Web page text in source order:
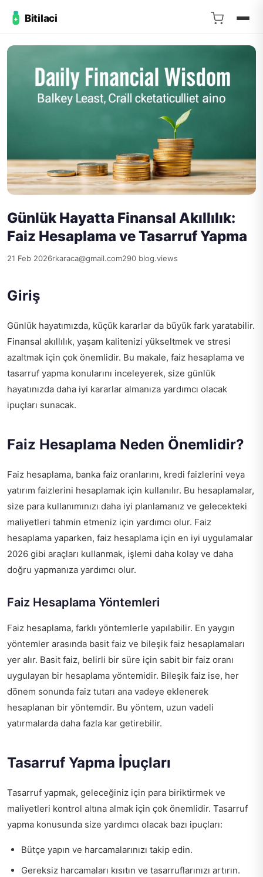
Bitilaci
Günlük Hayatta Finansal Akıllılık:
Faiz Hesaplama ve Tasarruf Yapma
21 Feb 2026rkaraca@gmail.com290 blog.views
Giriş
Günlük hayatımızda, küçük kararlar da büyük fark yaratabilir.
Finansal akıllılık, yaşam kalitenizi yükseltmek ve stresi
azaltmak için çok önemlidir. Bu makale, faiz hesaplama ve
tasarruf yapma konularını inceleyerek, size günlük
hayatınızda daha iyi kararlar almanıza yardımcı olacak
ipuçları sunacak.
Faiz Hesaplama Neden Önemlidir?
Faiz hesaplama, banka faiz oranlarını, kredi faizlerini veya
yatırım faizlerini hesaplamak için kullanılır. Bu hesaplamalar,
size para kullanımınızı daha iyi planlamanız ve gelecekteki
maliyetleri tahmin etmeniz için yardımcı olur. Faiz
hesaplama yaparken, faiz hesaplama için en iyi uygulamalar
2026 gibi araçları kullanmak, işlemi daha kolay ve daha
doğru yapmanıza yardımcı olur.
Faiz Hesaplama Yöntemleri
Faiz hesaplama, farklı yöntemlerle yapılabilir. En yaygın
yöntemler arasında basit faiz ve bileşik faiz hesaplamaları
yer alır. Basit faiz, belirli bir süre için sabit bir faiz oranı
uygulayan bir hesaplama yöntemidir. Bileşik faiz ise, her
dönem sonunda faiz tutarı ana vadeye eklenerek
hesaplanan bir yöntemdir. Bu yöntem, uzun vadeli
yatırmalarda daha fazla kar getirebilir.
Tasarruf Yapma İpuçları
Tasarruf yapmak, geleceğiniz için para biriktirmek ve
maliyetleri kontrol altına almak için çok önemlidir. Tasarruf
yapma konusunda size yardımcı olacak bazı ipuçları:
Bütçe yapın ve harcamalarınızı takip edin.
Gereksiz harcamaları kısıtın ve tasarruflarınızı artırın.